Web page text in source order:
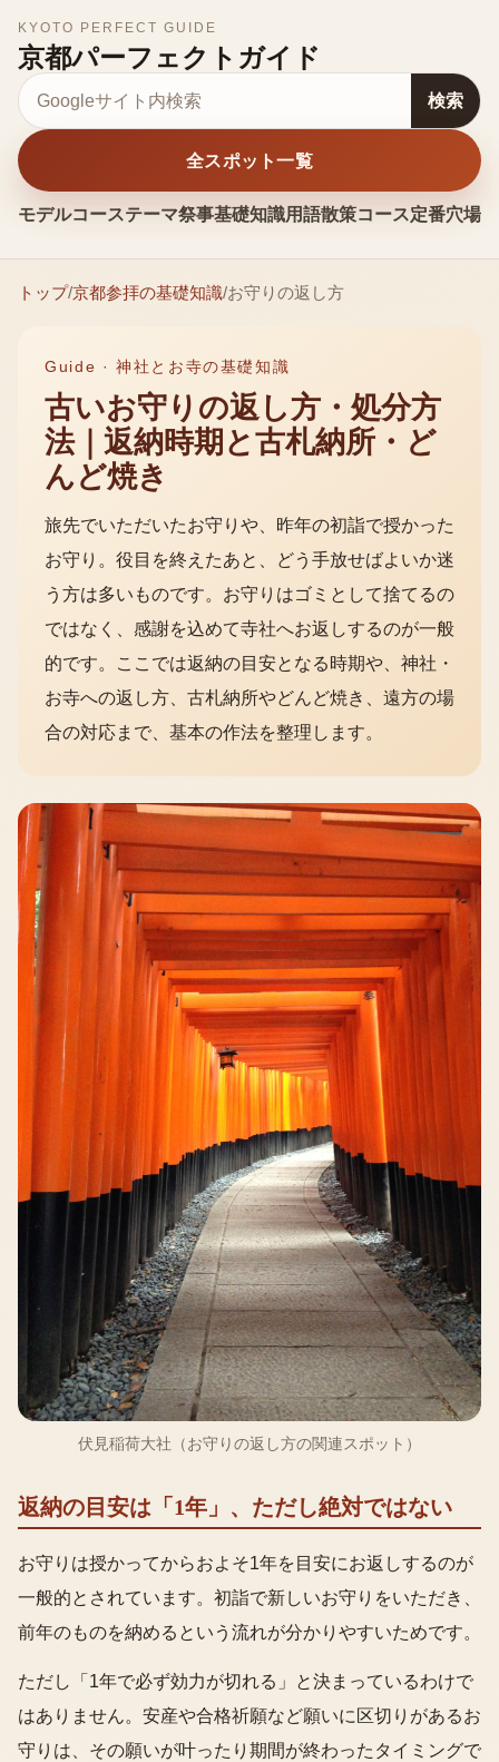
KYOTO PERFECT GUIDE
京都パーフェクトガイド
モデルコーステーマ祭事基礎知識用語散策コース定番穴場
サイト内検索
検索
全スポット一覧
トップ/京都参拝の基礎知識/お守りの返し方
Guide ·神社とお寺の基礎知識
古いお守りの返し方・処分方
法｜返納時期と古札納所・ど
んど焼き
旅先でいただいたお守りや、昨年の初詣で授かった
お守り。役目を終えたあと、どう手放せばよいか迷
う方は多いものです。お守りはゴミとして捨てるの
ではなく、感謝を込めて寺社へお返しするのが一般
的です。ここでは返納の目安となる時期や、神社・
お寺への返し方、古札納所やどんど焼き、遠方の場
合の対応まで、基本の作法を整理します。
伏見稲荷大社（お守りの返し方の関連スポット）
返納の目安は「1年」、ただし絶対ではない
お守りは授かってからおよそ1年を目安にお返しするのが
一般的とされています。初詣で新しいお守りをいただき、
前年のものを納めるという流れが分かりやすいためです。
ただし「1年で必ず効力が切れる」と決まっているわけで
はありません。安産や合格祈願など願いに区切りがあるお
守りは、その願いが叶ったり期間が終わったタイミングで